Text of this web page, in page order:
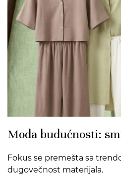
Moda budućnosti:
Fokus se premešta sa
dugovečnost materijala.